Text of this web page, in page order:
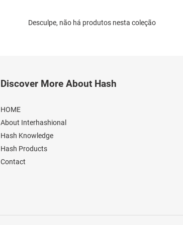
ã
:
Desculpe, não há produtos nesta coleção
Discover More About Hash
HOME
About Interhashional
Hash Knowledge
Hash Products
Contact